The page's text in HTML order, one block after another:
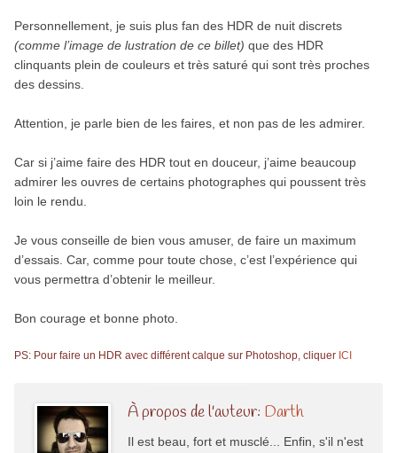
Personnellement, je suis plus fan des HDR de nuit discrets
(comme l’image de lustration de ce billet) que des HDR
clinquants plein de couleurs et très saturé qui sont très proches
des dessins.
Attention, je parle bien de les faires, et non pas de les admirer.
Car si j’aime faire des HDR tout en douceur, j’aime beaucoup
admirer les ouvres de certains photographes qui poussent très
loin le rendu.
Je vous conseille de bien vous amuser, de faire un maximum
d’essais. Car, comme pour toute chose, c’est l’expérience qui
vous permettra d’obtenir le meilleur.
Bon courage et bonne photo.
PS: Pour faire un HDR avec différent calque sur Photoshop, cliquer ICI
À propos de l'auteur: Darth
Il est beau, fort et musclé... Enfin, s'il n'est